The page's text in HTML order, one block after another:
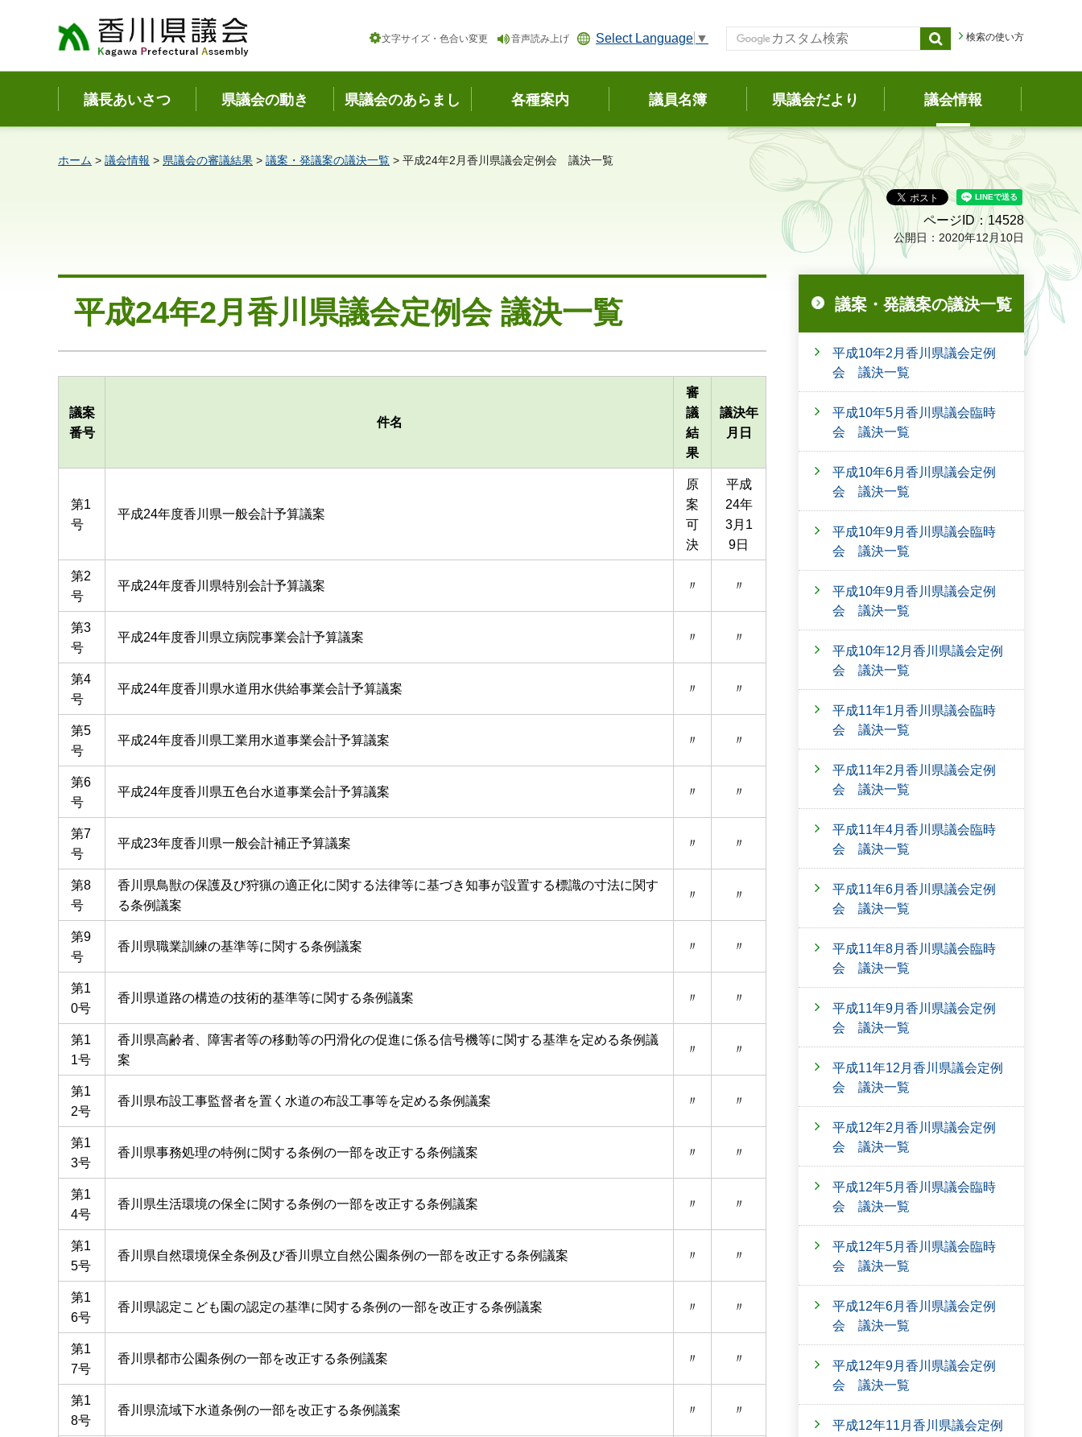
香川県議会 文字サイズ・色合い変更 音声読み上げ Select Language ▼ 検索の使い方
議長あいさつ 県議会の動き 県議会のあらまし 各種案内 議員名簿 県議会だより 議会情報
ホーム > 議会情報 > 県議会の審議結果 > 議案・発議案の議決一覧 > 平成24年2月香川県議会定例会 議決一覧
ページID：14528
公開日：2020年12月10日
平成24年2月香川県議会定例会 議決一覧
議案
番号
件名
審
議
結
果
議決年
月日
第1
号
平成24年度香川県一般会計予算議案
原
案
可
決
平成
24年
3月1
9日
第2
号
平成24年度香川県特別会計予算議案 〃 〃
第3
号
平成24年度香川県立病院事業会計予算議案 〃 〃
第4
号
平成24年度香川県水道用水供給事業会計予算議案 〃 〃
第5
号
平成24年度香川県工業用水道事業会計予算議案 〃 〃
第6
号
平成24年度香川県五色台水道事業会計予算議案 〃 〃
第7
号
平成23年度香川県一般会計補正予算議案 〃 〃
第8
号
香川県鳥獣の保護及び狩猟の適正化に関する法律等に基づき知事が設置する標識の寸法に関す
る条例議案
〃 〃
第9
号
香川県職業訓練の基準等に関する条例議案 〃 〃
第1
0号
香川県道路の構造の技術的基準等に関する条例議案 〃 〃
第1
1号
香川県高齢者、障害者等の移動等の円滑化の促進に係る信号機等に関する基準を定める条例議
案
〃 〃
第1
2号
香川県布設工事監督者を置く水道の布設工事等を定める条例議案 〃 〃
第1
3号
香川県事務処理の特例に関する条例の一部を改正する条例議案 〃 〃
第1
4号
香川県生活環境の保全に関する条例の一部を改正する条例議案 〃 〃
第1
5号
香川県自然環境保全条例及び香川県立自然公園条例の一部を改正する条例議案 〃 〃
第1
6号
香川県認定こども園の認定の基準に関する条例の一部を改正する条例議案 〃 〃
第1
7号
香川県都市公園条例の一部を改正する条例議案 〃 〃
第1
8号
香川県流域下水道条例の一部を改正する条例議案 〃 〃
議案・発議案の議決一覧
平成10年2月香川県議会定例
会 議決一覧
平成10年5月香川県議会臨時
会 議決一覧
平成10年6月香川県議会定例
会 議決一覧
平成10年9月香川県議会臨時
会 議決一覧
平成10年9月香川県議会定例
会 議決一覧
平成10年12月香川県議会定例
会 議決一覧
平成11年1月香川県議会臨時
会 議決一覧
平成11年2月香川県議会定例
会 議決一覧
平成11年4月香川県議会臨時
会 議決一覧
平成11年6月香川県議会定例
会 議決一覧
平成11年8月香川県議会臨時
会 議決一覧
平成11年9月香川県議会定例
会 議決一覧
平成11年12月香川県議会定例
会 議決一覧
平成12年2月香川県議会定例
会 議決一覧
平成12年5月香川県議会臨時
会 議決一覧
平成12年5月香川県議会臨時
会 議決一覧
平成12年6月香川県議会定例
会 議決一覧
平成12年9月香川県議会定例
会 議決一覧
平成12年11月香川県議会定例